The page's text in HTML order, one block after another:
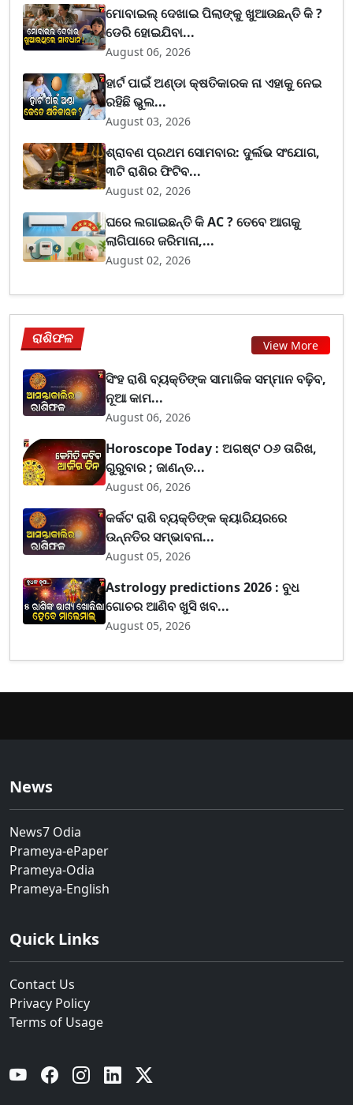
ମୋବାଇଲ୍ ଦେଖାଇ ପିଲାଙ୍କୁ ଖୁଆଉଛନ୍ତି କି ?
ଡେରି ହୋଇଯିବା...
August 06, 2026
ହାର୍ଟ ପାଇଁ ଅଣ୍ଡା କ୍ଷତିକାରକ ନା ଏହାକୁ ନେଇ
ରହିଛି ଭୁଲ...
August 03, 2026
ଶ୍ରାବଣ ପ୍ରଥମ ସୋମବାର: ଦୁର୍ଲଭ ସଂଯୋଗ,
୩ଟି ରାଶିର ଫିଟିବ...
August 02, 2026
ଘରେ ଲଗାଇଛନ୍ତି କି AC ? ତେବେ ଆଗକୁ
ଲାଗିପାରେ ଜରିମାନା,...
August 02, 2026
ରାଶିଫଳ View More
ସିଂହ ରାଶି ବ୍ୟକ୍ତିଙ୍କ ସାମାଜିକ ସମ୍ମାନ ବଢ଼ିବ,
ନୂଆ କାମ...
August 06, 2026
Horoscope Today : ଅଗଷ୍ଟ ୦୬ ତାରିଖ,
ଗୁରୁବାର ; ଜାଣନ୍ତ...
August 06, 2026
କର୍କଟ ରାଶି ବ୍ୟକ୍ତିଙ୍କ କ୍ୟାରିୟରରେ
ଉନ୍ନତିର ସମ୍ଭାବନା...
August 05, 2026
Astrology predictions 2026 : ବୁଧ
ଗୋଚର ଆଣିବ ଖୁସି ଖବ...
August 05, 2026
News
News7 Odia
Prameya-ePaper
Prameya-Odia
Prameya-English
Quick Links
Contact Us
Privacy Policy
Terms of Usage
YouTube Facebook Instagram Linkedin